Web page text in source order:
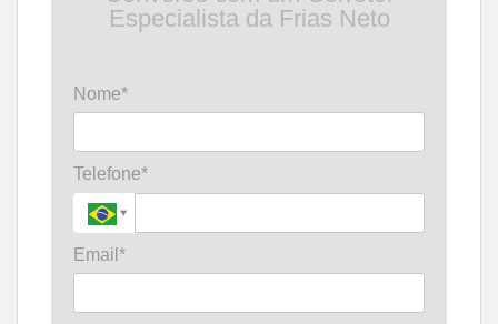
Especialista da Frias Neto
Nome*
Telefone*
Email*